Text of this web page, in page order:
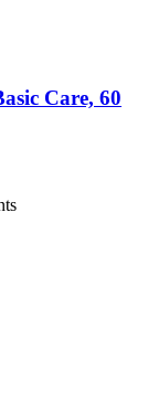
Care, 60